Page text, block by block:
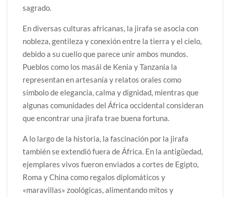
sagrado.
En diversas culturas africanas, la jirafa se asocia con
nobleza, gentileza y conexión entre la tierra y el cielo,
debido a su cuello que parece unir ambos mundos.
Pueblos como los masái de Kenia y Tanzania la
representan en artesanía y relatos orales como
símbolo de elegancia, calma y dignidad, mientras que
algunas comunidades del África occidental consideran
que encontrar una jirafa trae buena fortuna.
A lo largo de la historia, la fascinación por la jirafa
también se extendió fuera de África. En la antigüedad,
ejemplares vivos fueron enviados a cortes de Egipto,
Roma y China como regalos diplomáticos y
«maravillas» zoológicas, alimentando mitos y